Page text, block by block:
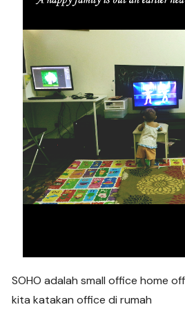
SOHO adalah small office home
kita katakan office di rumah